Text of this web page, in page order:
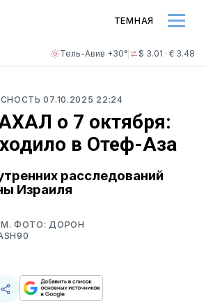
Тель-Авив +30° $ 3.01 · € 3.48
ТЕМНАЯ
07.10.2025 22:24
о 7 октября:
в Отеф-Аза
расследований
Израиля
ФОТО: ДОРОН
Скопируйте